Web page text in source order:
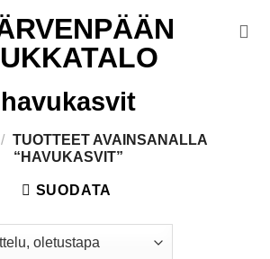
havukasvit
/ TUOTTEET AVAINSANALLA
“HAVUKASVIT”
SUODATA